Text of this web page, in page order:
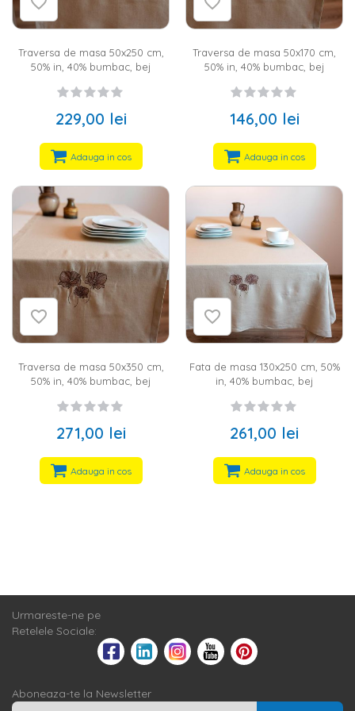
Traversa de masa 50x250 cm,
50% in, 40% bumbac, bej
229,00 lei
Adauga in cos
Traversa de masa 50x170 cm,
50% in, 40% bumbac, bej
146,00 lei
Adauga in cos
Traversa de masa 50x350 cm,
50% in, 40% bumbac, bej
271,00 lei
Adauga in cos
Fata de masa 130x250 cm, 50%
in, 40% bumbac, bej
261,00 lei
Adauga in cos
Urmareste-ne pe
Retelele Sociale:
Aboneaza-te la Newsletter